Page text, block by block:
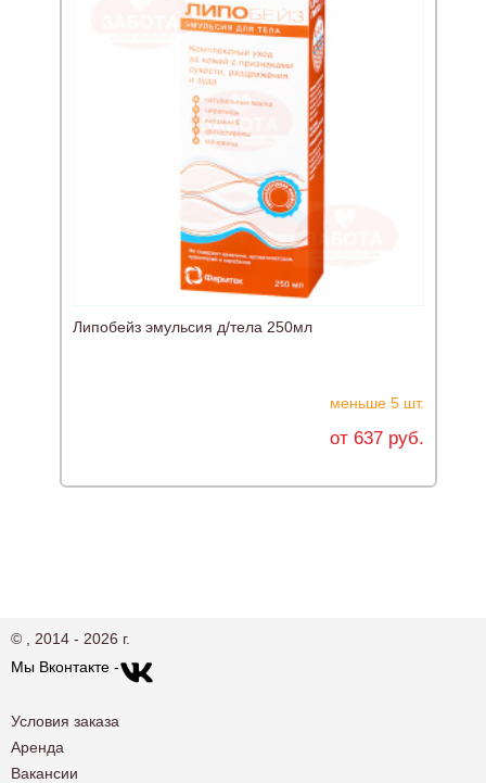
Липобейз эмульсия д/тела 250мл
меньше 5 шт.
от 637 руб.
© , 2014 - 2026 г.
Мы Вконтакте -
Условия заказа
Аренда
Вакансии